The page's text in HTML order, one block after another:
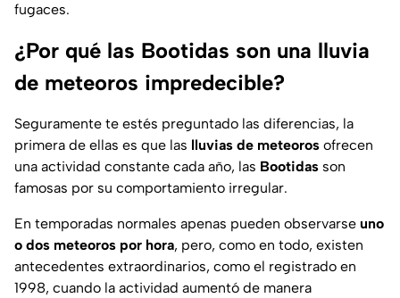
fugaces.
¿Por qué las Bootidas son una lluvia
de meteoros impredecible?
Seguramente te estés preguntado las diferencias, la
primera de ellas es que las lluvias de meteoros ofrecen
una actividad constante cada año, las Bootidas son
famosas por su comportamiento irregular.
En temporadas normales apenas pueden observarse uno
o dos meteoros por hora, pero, como en todo, existen
antecedentes extraordinarios, como el registrado en
1998, cuando la actividad aumentó de manera